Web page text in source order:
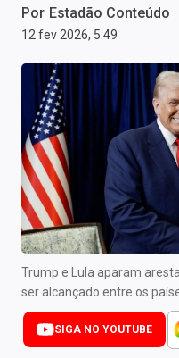
Últimas Notícias
Newsletters
Cotações
Comprar ou vender?
Carteiras Recomendadas
Central de Dividendos
Central de Fundos
Central dos IPOs
Renda Fixa
Por Estadão Conteúdo
12 fev 2026, 5:49
Trump e Lula aparam
ser alcançado entre os
SIGA NO YOUTUBE